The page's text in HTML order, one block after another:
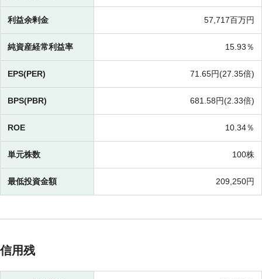
利益余剰金 57,717百万円
純資産経常利益率 15.93％
EPS(PER) 71.65円(27.35倍)
BPS(PBR) 681.58円(2.33倍)
ROE 10.34％
単元株数 100株
最低投資金額 209,250円
信用残